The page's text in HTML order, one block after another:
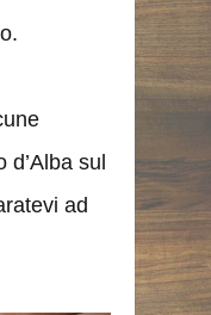
d’Alba sul
ad